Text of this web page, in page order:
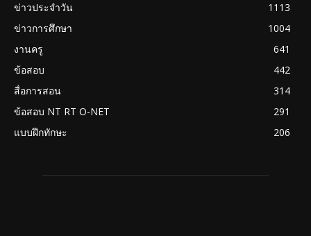
ข่าวประจำวัน
1113
ข่าวการศึกษา
1004
งานครู
641
ข้อสอบ
442
สื่อการสอน
314
ข้อสอบ NT RT O-NET
291
แบบฝึกทักษะ
206